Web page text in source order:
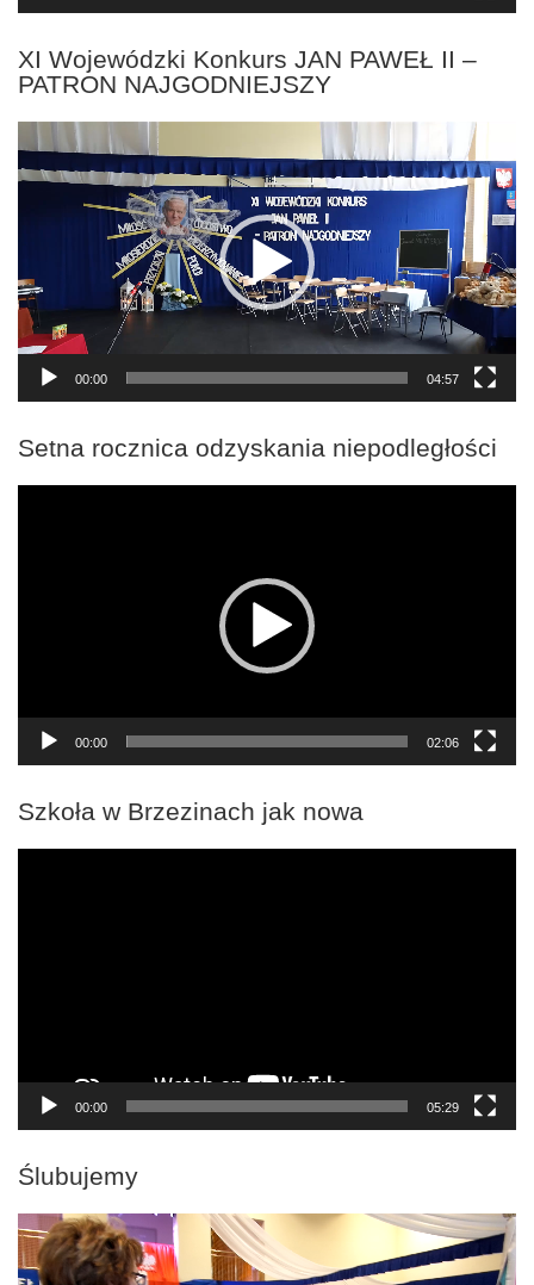
XI Wojewódzki Konkurs JAN PAWEŁ II –
PATRON NAJGODNIEJSZY
Odtwarzacz
video
00:00 04:57
Setna rocznica odzyskania niepodległości
00:00 02:06
Szkoła w Brzezinach jak nowa
00:00 05:29
Ślubujemy
Odtwarzacz
video